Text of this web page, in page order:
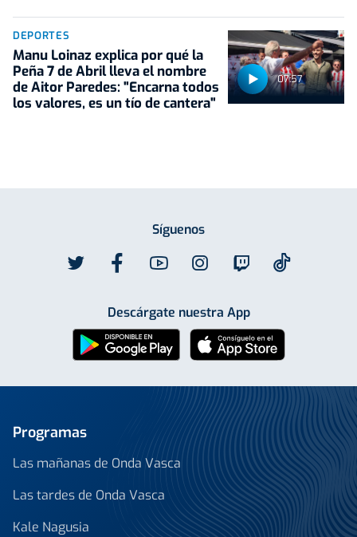
07:57
DEPORTES
Manu Loinaz explica por qué la
Peña 7 de Abril lleva el nombre
de Aitor Paredes: "Encarna todos
los valores, es un tío de cantera"
Síguenos
Descárgate nuestra App
Programas
Las mañanas de Onda Vasca
Las tardes de Onda Vasca
Kale Nagusia